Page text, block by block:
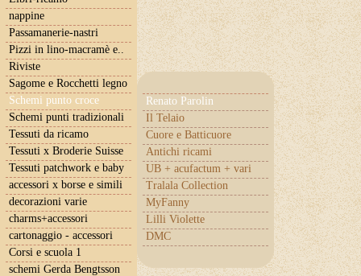
nappine
Passamanerie-nastri
Pizzi in lino-macramè e..
Riviste
Sagome e Rocchetti legno
Schemi punto croce
Renato Parolin
Il Telaio
Cuore e Batticuore
Antichi ricami
UB + acufactum + vari
Tralala Collection
MyFanny
Lilli Violette
DMC
Schemi punti tradizionali
Tessuti da ricamo
Tessuti x Broderie Suisse
Tessuti patchwork e baby
accessori x borse e simili
decorazioni varie
charms+accessori
cartonaggio - accessori
Corsi e scuola 1
schemi Gerda Bengtsson
categoria